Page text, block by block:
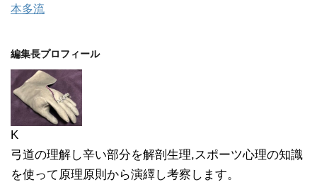
本多流
編集長プロフィール
K
弓道の理解し辛い部分を解剖生理,スポーツ心理の知識
を使って原理原則から演繹し考察します。